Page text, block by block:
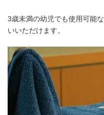
3歳未満の幼児でも使用可能
いいただけます。